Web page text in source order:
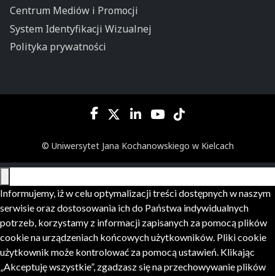
Centrum Mediów i Promocji
System Identyfikacji Wizualnej
Polityka prywatności
© Uniwersytet Jana Kochanowskiego w Kielcach
Informujemy, iż w celu optymalizacji treści dostępnych w naszym
serwisie oraz dostosowania ich do Państwa indywidualnych
potrzeb, korzystamy z informacji zapisanych za pomocą plików
cookie na urządzeniach końcowych użytkowników. Pliki cookie
użytkownik może kontrolować za pomocą ustawień. Klikając
„Akceptuję wszystkie”, zgadzasz się na przechowywanie plików